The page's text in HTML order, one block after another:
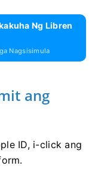
Ng Libren
Nagsisimula
ang
ID, i-click ang